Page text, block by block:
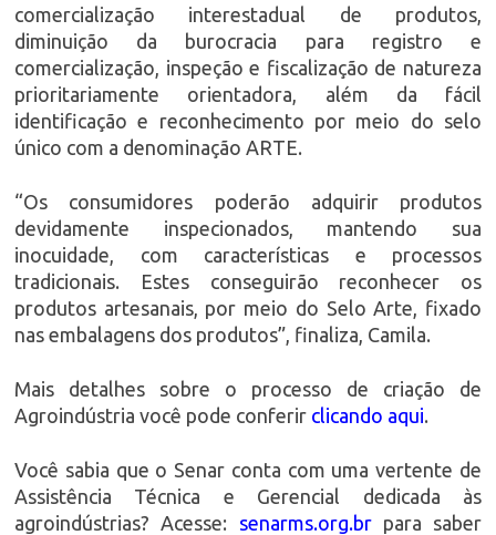
comercialização interestadual de produtos,
diminuição da burocracia para registro e
comercialização, inspeção e fiscalização de natureza
prioritariamente orientadora, além da fácil
identificação e reconhecimento por meio do selo
único com a denominação ARTE.
“Os consumidores poderão adquirir produtos
devidamente inspecionados, mantendo sua
inocuidade, com características e processos
tradicionais. Estes conseguirão reconhecer os
produtos artesanais, por meio do Selo Arte, fixado
nas embalagens dos produtos”, finaliza, Camila.
Mais detalhes sobre o processo de criação de
Agroindústria você pode conferir clicando aqui.
Você sabia que o Senar conta com uma vertente de
Assistência Técnica e Gerencial dedicada às
agroindústrias? Acesse: senarms.org.brpara saber